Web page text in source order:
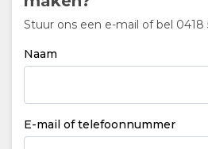
Stuur ons een e-mail of bel 0418
Naam
E-mail of telefoonnummer